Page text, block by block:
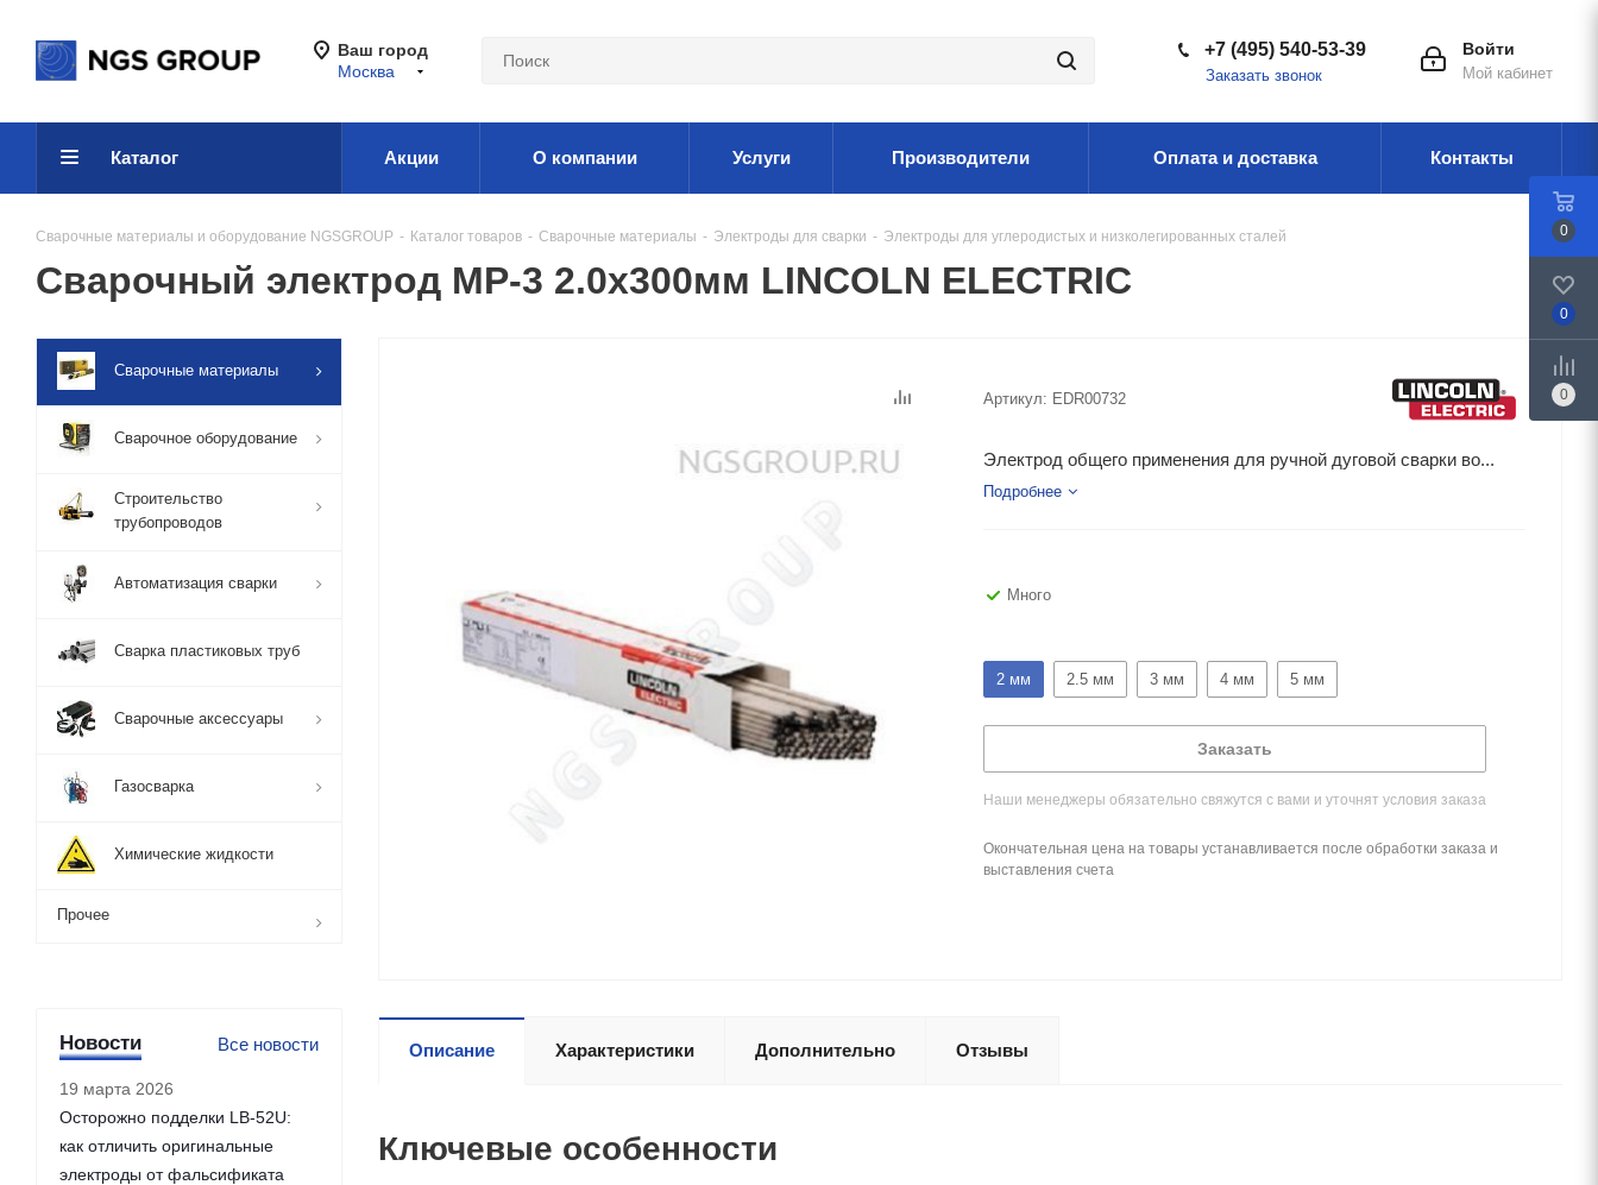
Ваш город
Москва
Войти
Мой кабинет
+7 (495) 540-53-39
Заказать звонок
Каталог Акции О компании Услуги Производители Оплата и доставка Контакты
Сварочные материалы и оборудование NGSGROUP - Каталог товаров - Сварочные материалы - Электроды для сварки - Электроды для углеродистых и низколегированных сталей
Сварочный электрод МР-3 2.0x300мм LINCOLN ELECTRIC
Артикул: EDR00732
Электрод общего применения для ручной дуговой сварки во...
Подробнее
Много
2 мм 2.5 мм 3 мм 4 мм 5 мм
Заказать
Наши менеджеры обязательно свяжутся с вами и уточнят условия заказа
Окончательная цена на товары устанавливается после обработки заказа и
выставления счета
Описание Характеристики Дополнительно Отзывы
Ключевые особенности
Сварочные материалы
Сварочное оборудование
Строительство
трубопроводов
Автоматизация сварки
Сварка пластиковых труб
Сварочные аксессуары
Газосварка
Химические жидкости
Прочее
Новости Все новости
19 марта 2026
Осторожно подделки LB-52U:
как отличить оригинальные
электроды от фальсификата
0
0
0